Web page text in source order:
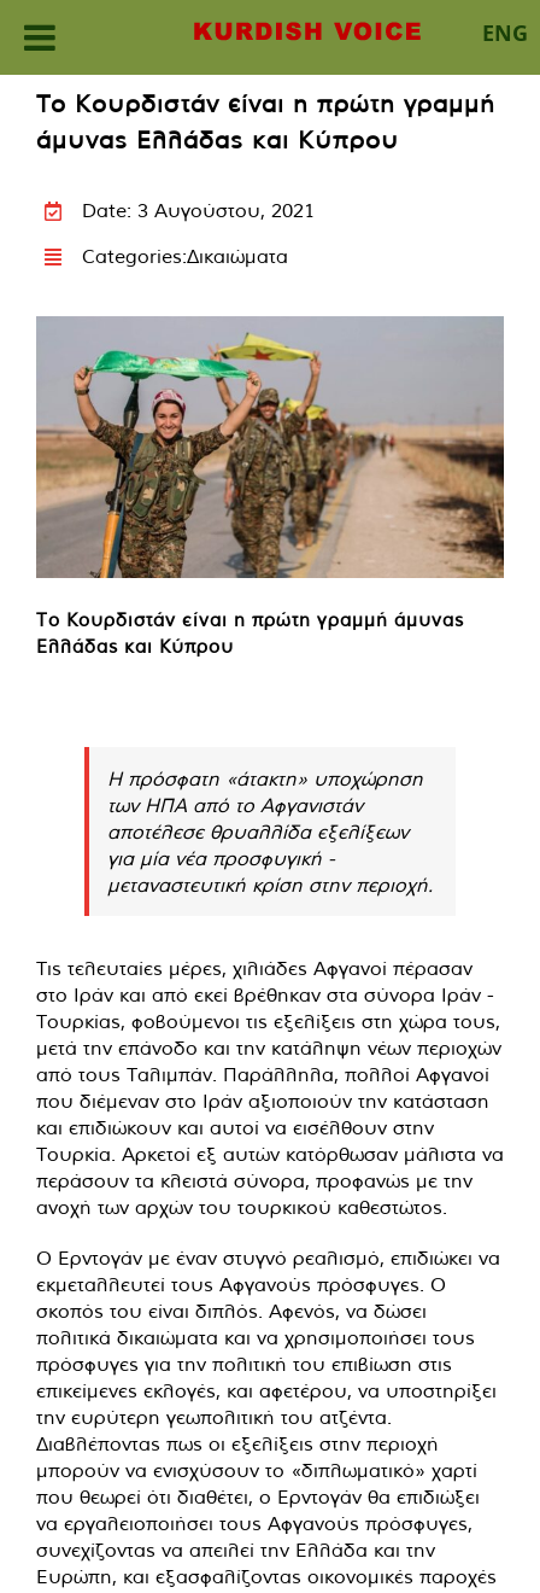
ENG
content
Το Κουρδιστάν είναι η πρώτη γραμμή
άμυνας Ελλάδας και Κύπρου
Date: 3 Αυγούστου, 2021
Categories:Δικαιώματα
Το Κουρδιστάν είναι η πρώτη γραμμή άμυνας
Ελλάδας και Κύπρου
Η πρόσφατη «άτακτη» υποχώρηση
των ΗΠΑ από το Αφγανιστάν
αποτέλεσε θρυαλλίδα εξελίξεων
για μία νέα προσφυγική -
μεταναστευτική κρίση στην περιοχή.
Τις τελευταίες μέρες, χιλιάδες Αφγανοί πέρασαν
στο Ιράν και από εκεί βρέθηκαν στα σύνορα Ιράν -
Τουρκίας, φοβούμενοι τις εξελίξεις στη χώρα τους,
μετά την επάνοδο και την κατάληψη νέων περιοχών
από τους Ταλιμπάν. Παράλληλα, πολλοί Αφγανοί
που διέμεναν στο Ιράν αξιοποιούν την κατάσταση
και επιδιώκουν και αυτοί να εισέλθουν στην
Τουρκία. Αρκετοί εξ αυτών κατόρθωσαν μάλιστα να
περάσουν τα κλειστά σύνορα, προφανώς με την
ανοχή των αρχών του τουρκικού καθεστώτος.
Ο Ερντογάν με έναν στυγνό ρεαλισμό, επιδιώκει να
εκμεταλλευτεί τους Αφγανούς πρόσφυγες. Ο
σκοπός του είναι διπλός. Αφενός, να δώσει
πολιτικά δικαιώματα και να χρησιμοποιήσει τους
πρόσφυγες για την πολιτική του επιβίωση στις
επικείμενες εκλογές, και αφετέρου, να υποστηρίξει
την ευρύτερη γεωπολιτική του ατζέντα.
Διαβλέποντας πως οι εξελίξεις στην περιοχή
μπορούν να ενισχύσουν το «διπλωματικό» χαρτί
που θεωρεί ότι διαθέτει, ο Ερντογάν θα επιδιώξει
να εργαλειοποιήσει τους Αφγανούς πρόσφυγες,
συνεχίζοντας να απειλεί την Ελλάδα και την
Ευρώπη, και εξασφαλίζοντας οικονομικές παροχές